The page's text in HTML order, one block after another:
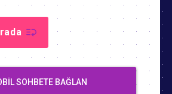
SOHBETE BAĞLAN